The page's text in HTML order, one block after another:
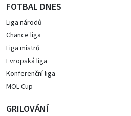
FOTBAL DNES
Liga národů
Chance liga
Liga mistrů
Evropská liga
Konferenční liga
MOL Cup
GRILOVÁNÍ